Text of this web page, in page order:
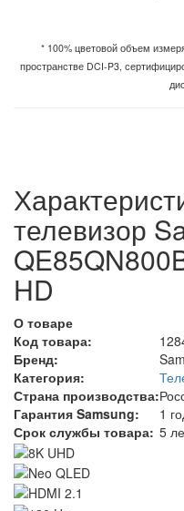
* 100% цветовой объем
пространстве DCI-P3,
телевизор
HD
О товаре
Код товара:
Бренд:
Категория:
Страна производства:
Гарантия Samsung:
1
Срок службы товара: 5